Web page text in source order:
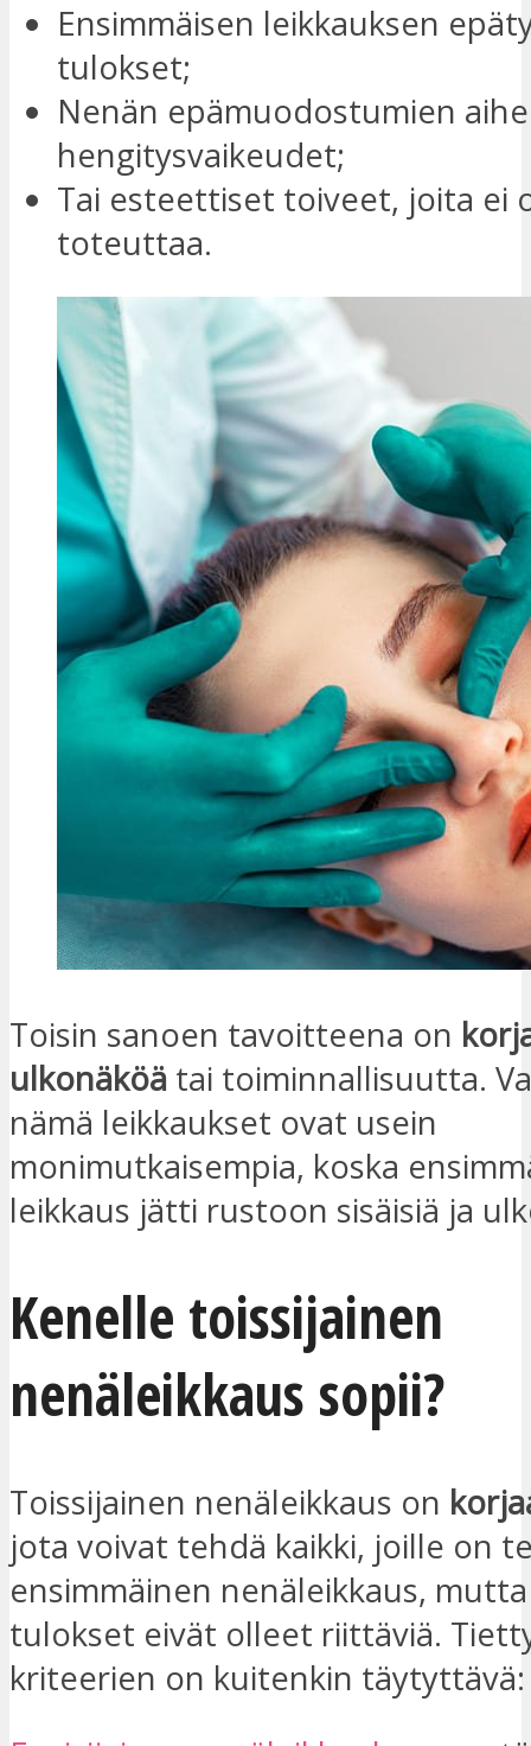
Ensimmäisen leikkauksen
tulokset;
Nenän epämuodostumien
hengitysvaikeudet;
Tai esteettiset toiveet, joita ei
toteuttaa.
Toisin sanoen tavoitteena on
ulkonäköä tai toiminnallisuutta.
nämä leikkaukset ovat usein
monimutkaisempia, koska
leikkaus jätti rustoon sisäisiä ja
Kenelle toissijainen
nenäleikkaus sopii?
Toissijainen nenäleikkaus on
jota voivat tehdä kaikki, joille on
ensimmäinen nenäleikkaus,
tulokset eivät olleet riittäviä.
kriteerien on kuitenkin täytyttävä: